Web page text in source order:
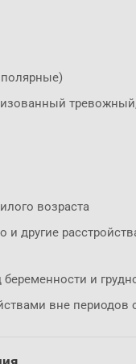
возраста
и другие
и
вне периодов